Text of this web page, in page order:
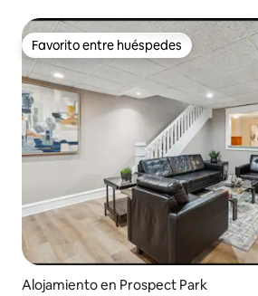
Favorito entre huéspedes
Favorito entre huéspedes
Alojamiento en Prospect Park